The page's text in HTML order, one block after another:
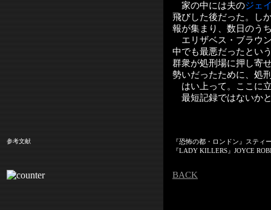
家の中には夫のジェ
飛びした後だった。し
報が集まり、数日のう
エリザベス・ブラウ
中でも最悪だったとい
群衆が処刑場に押し寄
勢いだったために、処
はい上って。ここに
最短記録ではないか
参考文献
『恐怖の都・ロンドン』スティ
『LADY KILLERS』JOYCE
BACK